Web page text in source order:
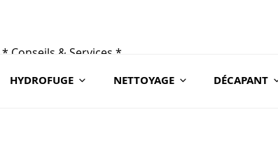
* Conseils & Services *
03 ou sur contact@ceraroc.com
HYDROFUGE NETTOYAGE DÉCAPANT